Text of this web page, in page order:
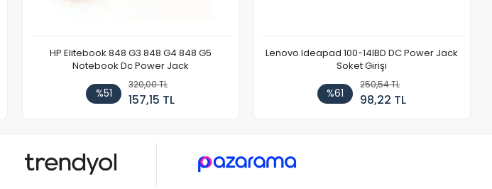
HP Elitebook 848 G3 848 G4 848 G5
Notebook Dc Power Jack
%51
320,00 TL
157,15 TL
Lenovo Ideapad 100-14IBD DC Power Jack
Soket Girişi
%61
250,54 TL
98,22 TL